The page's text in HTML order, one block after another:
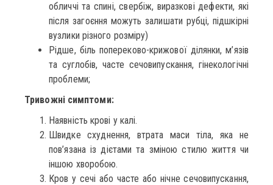
обличчі та спині, свербіж, виразкові дефекти, які
після загоєння можуть залишати рубці, підшкірні
вузлики різного розміру)
Рідше, біль попереково-крижової ділянки, м’язів
та суглобів, часте сечовипускання, гінекологічні
проблеми;
Тривожні симптоми:
Наявність крові у калі.
Швидке схуднення, втрата маси тіла, яка не
пов’язана із дієтами та зміною стилю життя чи
іншою хворобою.
Кров у сечі або часте або нічне сечовипускання,